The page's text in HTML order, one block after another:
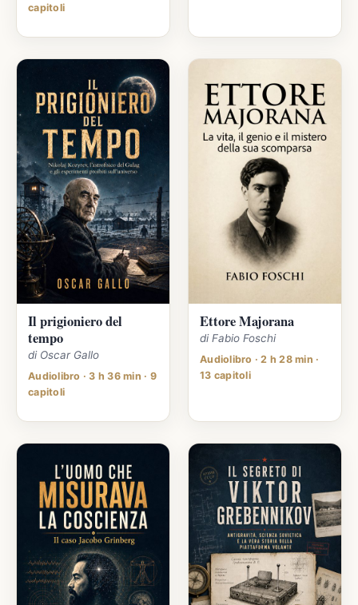
capitoli
Il prigioniero del
tempo
di Oscar Gallo
Audiolibro · 3 h 36 min · 9
capitoli
Ettore Majorana
di Fabio Foschi
Audiolibro · 2 h 28 min ·
13 capitoli